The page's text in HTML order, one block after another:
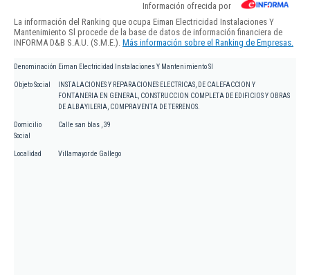
Información ofrecida por
La información del Ranking que ocupa Eiman Electricidad Instalaciones Y
Mantenimiento Sl procede de la base de datos de información financiera de
INFORMA D&B S.A.U. (S.M.E.). Más información sobre el Ranking de Empresas.
Denominación Eiman Electricidad Instalaciones Y Mantenimiento Sl
Objeto Social
INSTALACIONES Y REPARACIONES ELECTRICAS, DE CALEFACCION Y
FONTANERIA EN GENERAL, CONSTRUCCION COMPLETA DE EDIFICIOS Y OBRAS
DE ALBAYILERIA, COMPRAVENTA DE TERRENOS.
Domicilio
Social
Calle san blas , 39
Localidad Villamayor de Gallego